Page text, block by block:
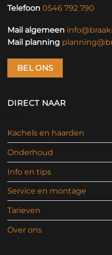
Telefoon 0546 792 790
Mail algemeen
Mail planning
BEL ONS
DIRECT NAAR
Kachels en haarden
Onderhoud
Info en tips
Service en montage
Tarieven
Over ons